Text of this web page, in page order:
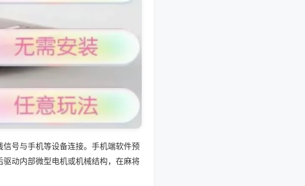
号与手机等设备连接。手机端软件预
动内部微型电机或机械结构，在麻将